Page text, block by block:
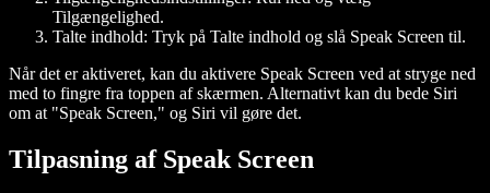
Tilgængelighed.
Talte indhold: Tryk på Talte indhold og slå Speak Screen til.
Når det er aktiveret, kan du aktivere Speak Screen ved at stryge ned
med to fingre fra toppen af skærmen. Alternativt kan du bede Siri
om at "Speak Screen," og Siri vil gøre det.
Tilpasning af Speak Screen